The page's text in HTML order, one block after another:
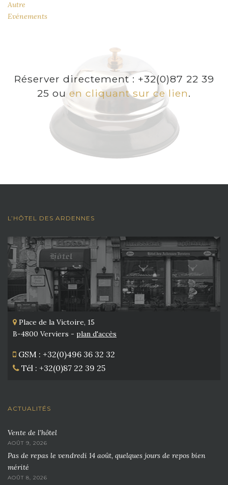
Autre
Evénements
Réserver directement : +32(0)87 22 39
25 ou en cliquant sur ce lien.
L’HÔTEL DES ARDENNES
Place de la Victoire, 15
B-4800 Verviers - plan d'accès
GSM : +32(0)496 36 32 32
Tél : +32(0)87 22 39 25
ACTUALITÉS
Vente de l’hôtel
AOÛT 9, 2026
Pas de repas le vendredi 14 août, quelques jours de repos bien
mérité
AOÛT 8, 2026